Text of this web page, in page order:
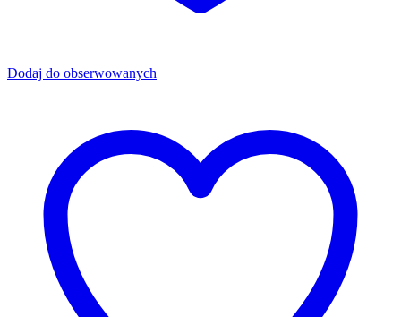
Dodaj do obserwowanych